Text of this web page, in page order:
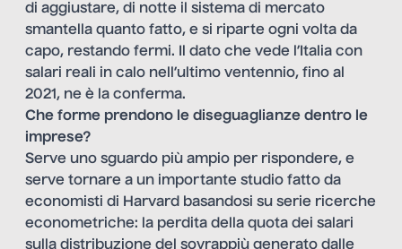
di aggiustare, di notte il sistema di mercato
smantella quanto fatto, e si riparte ogni volta da
capo, restando fermi. Il dato che vede l’Italia con
salari reali in calo nell’ultimo ventennio, fino al
2021, ne è la conferma.
Che forme prendono le diseguaglianze dentro le
imprese?
Serve uno sguardo più ampio per rispondere, e
serve tornare a un importante studio fatto da
economisti di Harvard basandosi su serie ricerche
econometriche: la perdita della quota dei salari
sulla distribuzione del sovrappiù generato dalle